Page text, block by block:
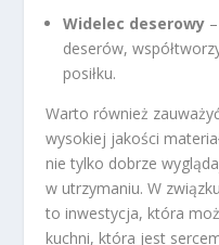
Widelec deserowy
deserów,
posiłku.
Warto również
wysokiej jakości
nie tylko dobrze
w utrzymaniu. W
to inwestycja, która
kuchni, która jest